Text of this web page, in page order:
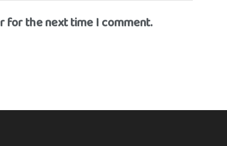
for the next time I comment.